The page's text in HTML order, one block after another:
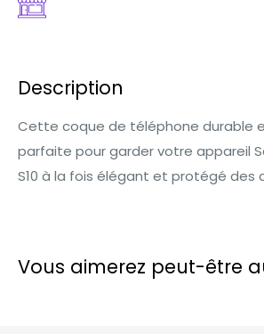
Description
Cette coque de téléphone durable
parfaite pour garder votre appareil
S10 à la fois élégant et protégé des
Vous aimerez peut-être